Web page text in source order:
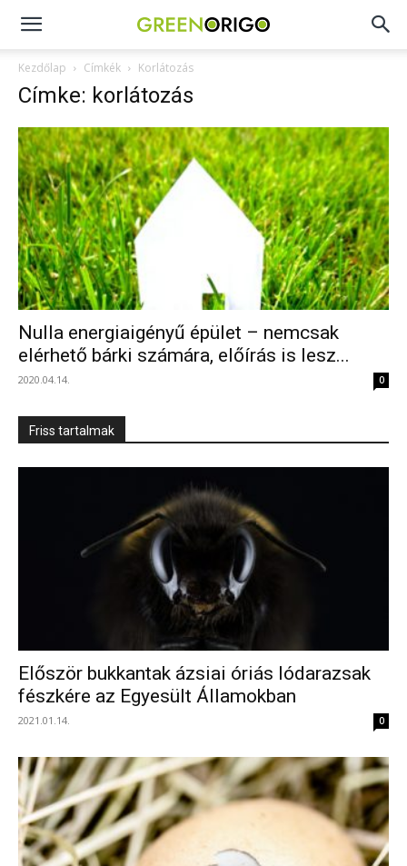
Green
Origo
portál
Kezdőlap Címkék Korlátozás
Címke: korlátozás
Nulla energiaigényű épület – nemcsak
elérhető bárki számára, előírás is lesz...
2020.04.14. 0
Friss tartalmak
Először bukkantak ázsiai óriás lódarazsak
fészkére az Egyesült Államokban
2021.01.14. 0